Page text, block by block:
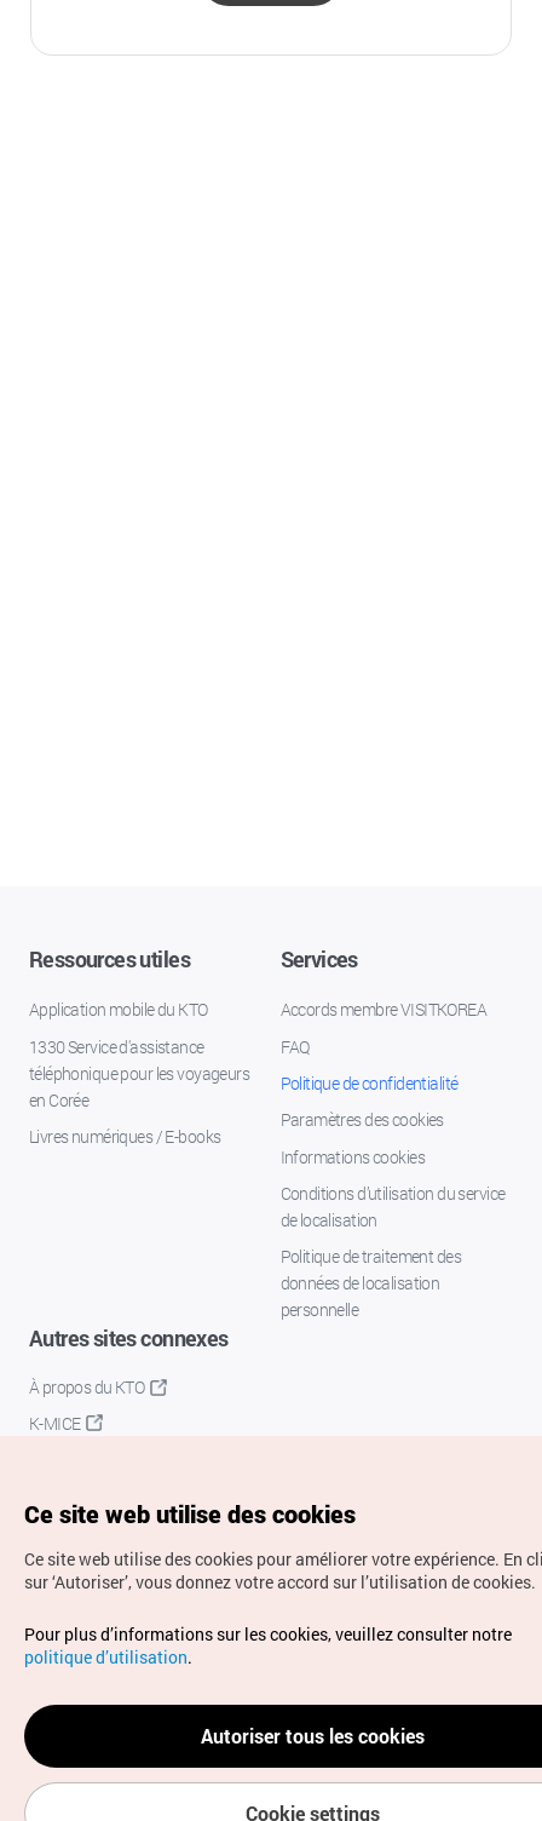
Ressources utiles
Application mobile du KTO
1330 Service d'assistance
téléphonique pour les voyageurs
en Corée
Livres numériques / E-books
Services
Accords membre VISITKOREA
FAQ
Politique de confidentialité
Paramètres des cookies
Informations cookies
Conditions d’utilisation du service
de localisation
Politique de traitement des
données de localisation
personnelle
Autres sites connexes
À propos du KTO
K-MICE
Droits d’auteur (c) Office National du Tourisme en Corée.
Tous droits réservés.
Pour les rapports d'erreurs et demandes de renseignements,
adressez vos demandes à
info.ontc@gmail.com
Ce site web utilise des cookies
Ce site web utilise des cookies pour améliorer votre expérience. En
sur ‘Autoriser’, vous donnez votre accord sur l’utilisation de cookies.
Pour plus d’informations sur les cookies, veuillez consulter notre
politique d’utilisation.
Autoriser tous les cookies
Cookie settings